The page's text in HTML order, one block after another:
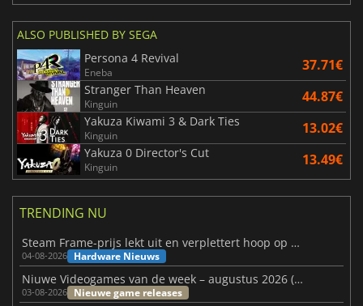
ALSO PUBLISHED BY SEGA
Persona 4 Revival
Eneba 37.71€
Stranger Than Heaven
Kinguin 44.87€
Yakuza Kiwami 3 & Dark Ties
Kinguin 13.02€
Yakuza 0 Director's Cut
Kinguin 13.49€
TRENDING NU
Steam Frame-prijs lekt uit en verplettert hoop op betaalbare VR
04-08-2026 Hardware Nieuws
Niuwe Videogames van de week – augustus 2026 (week 32)
03-08-2026 Nieuwe game releases